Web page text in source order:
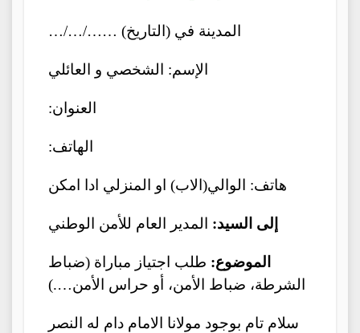
المدينة في (التاريخ) ……/…/…
الإسم: الشخصي و العائلي
العنوان:
الهاتف:
هاتف: الوالي(الاب) او المنزلي ادا امكن
إلى السيد: المدير العام للأمن الوطني
الموضوع: طلب اجتياز مباراة (ضباط
الشرطة، ضباط الأمن، أو حراس الأمن….)
سلام تام بوجود مولانا الامام دام له النصر